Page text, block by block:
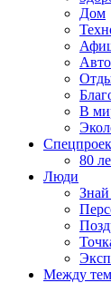
Дом
Авто
В
80
Люди
Между тем